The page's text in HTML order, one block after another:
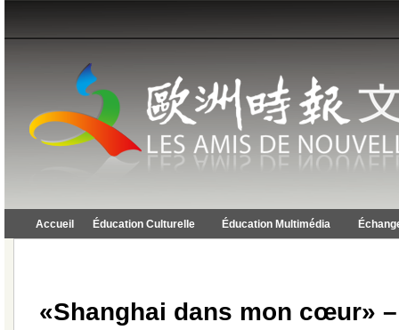
Accueil Éducation Culturelle Éducation Multimédia
«Shanghai dans mon cœur»